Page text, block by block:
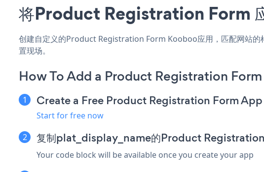
将Product Registration Form
创建自定义的Product Registration Form Kooboo应用，匹配网站
置现场。
How To Add a Product Registration
Create a Free Product Registration Form App
Start for free now
复制plat_display_name的Product Registration
Your code block will be available once you create your app